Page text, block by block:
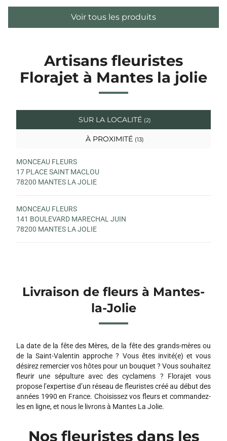
Voir tous les produits
Artisans fleuristes
Florajet à Mantes la jolie
SUR LA LOCALITÉ (2)
À PROXIMITÉ (13)
MONCEAU FLEURS
17 PLACE SAINT MACLOU
78200 MANTES LA JOLIE
MONCEAU FLEURS
141 BOULEVARD MARECHAL JUIN
78200 MANTES LA JOLIE
Livraison de fleurs à Mantes-
la-Jolie
La date de la fête des Mères, de la fête des grands-mères ou
de la Saint-Valentin approche ? Vous êtes invité(e) et vous
désirez remercier vos hôtes pour un bouquet ? Vous souhaitez
fleurir une sépulture avec des cyclamens ? Florajet vous
propose l’expertise d’un réseau de fleuristes créé au début des
années 1990 en France. Choisissez vos fleurs et commandez-
les en ligne, et nous le livrons à Mantes La Jolie.
Nos fleuristes dans les